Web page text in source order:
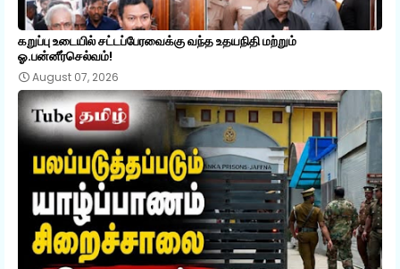
கறுப்பு உடையில் சட்டப்பேரவைக்கு வந்த உதயநிதி மற்றும்
ஓ.பன்னீர்செல்வம்!
August 07, 2026